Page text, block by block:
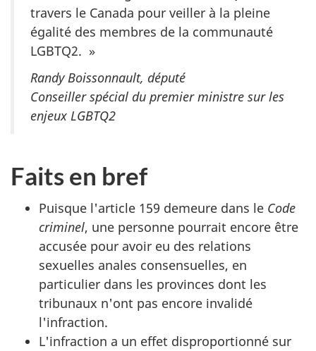
travers le Canada pour veiller à la pleine
égalité des membres de la communauté
LGBTQ2. »
Randy Boissonnault, député
Conseiller spécial du premier ministre sur les
enjeux LGBTQ2
Faits en bref
Puisque l'article 159 demeure dans le Code
criminel, une personne pourrait encore être
accusée pour avoir eu des relations
sexuelles anales consensuelles, en
particulier dans les provinces dont les
tribunaux n'ont pas encore invalidé
l'infraction.
L'infraction a un effet disproportionné sur